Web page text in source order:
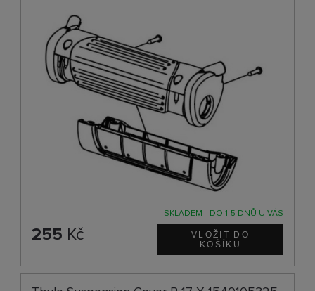
SKLADEM - DO 1-5 DNŮ U VÁS
255 Kč